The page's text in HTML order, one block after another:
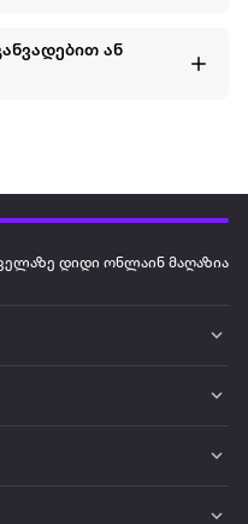
ან
დიდი ონლაინ მაღაზია